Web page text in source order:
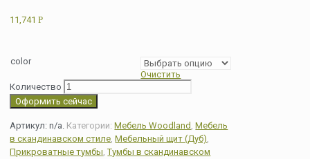
11,741Р
color
Очистить
Количество
Оформить сейчас
Артикул:n/a. Категории:Мебель Woodland ,Мебель
в скандинавском стиле,Мебельный щит (Дуб),
Прикроватные тумбы,Тумбы в скандинавском